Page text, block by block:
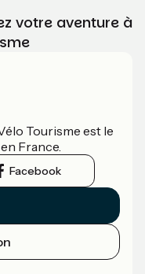
votre aventure à
Tourisme est le
France.
Facebook